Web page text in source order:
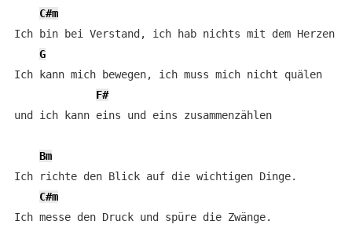
C#m
Ich bin bei Verstand, ich hab nichts mit dem Herzen
G
Ich kann mich bewegen, ich muss mich nicht quälen
F#
und ich kann eins und eins zusammenzählen
Bm
Ich richte den Blick auf die wichtigen Dinge.
C#m
Ich messe den Druck und spüre die Zwänge.